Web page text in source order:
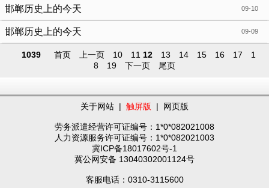
09-10
邯郸历史上的今天
09-09
邯郸历史上的今天
1039 首页 上一页 10 11 12 13 14 15 16 17
1
8
19 下一页 尾页
关于网站 | 触屏版 | 网页版
劳务派遣经营许可证编号：1*0*082021008
人力资源服务许可证编号：1*0*082021003
冀ICP备18017602号-1
冀公网安备 13040302001124号
客服电话：0310-3115600